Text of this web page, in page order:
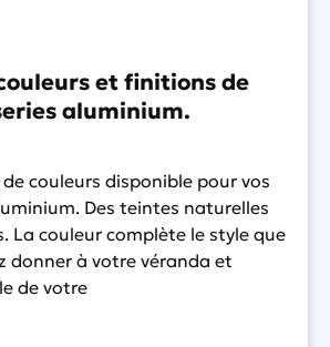
et finitions de
aluminium.
couleurs disponible pour vos
Des teintes naturelles
La couleur complète le style que
donner à votre véranda et
de votre